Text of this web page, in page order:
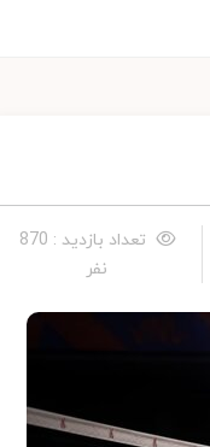
تعداد بازدید : 870
نفر